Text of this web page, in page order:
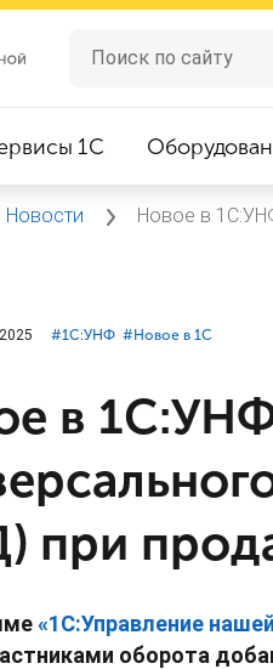
1C
Новости
Новое в
#⁣1С:УНФ #⁣Новое в 1С
в
при
«1С:Управление
оборота